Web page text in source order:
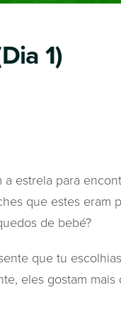
1)
estrela para
que estes eram
de bebé?
que tu
eles gostam mais